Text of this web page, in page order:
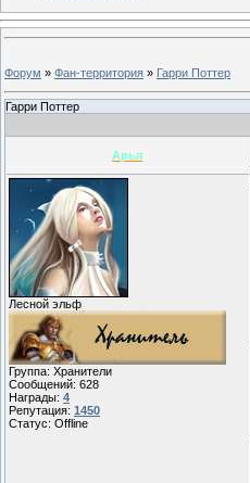
Форум » Фан-территория » Гарри Поттер
Гарри Поттер
Арья
Лесной эльф
Группа: Хранители
Сообщений: 628
Награды: 4
Репутация: 1450
Статус: Offline